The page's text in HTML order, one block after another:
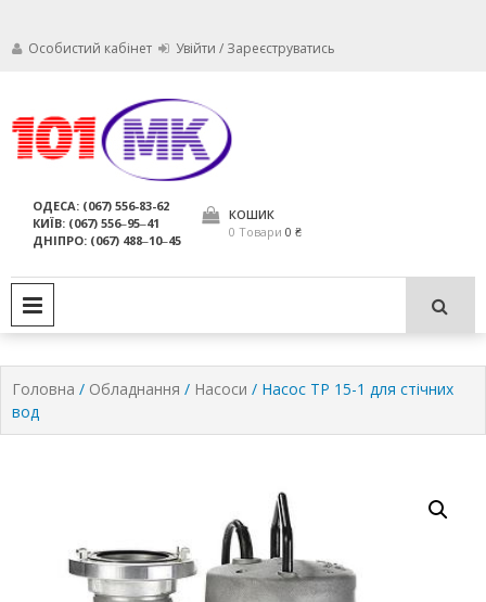
Особистий кабінет Увійти / Зареєструватись
компанія МАРКО
використання за призначенням.
ОДЕСА: (067) 556-83-62
КИЇВ: (067) 556‒95‒41
ДНІПРО: (067) 488‒10‒45
КОШИК
0 Товари 0 ₴
Головна / Обладнання / Насоси / Насос TP 15-1 для стічних
вод